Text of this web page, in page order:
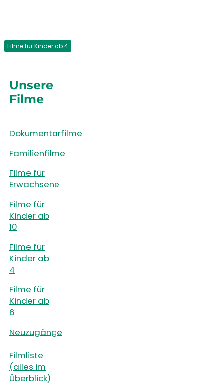
Filme für Kinder ab 4
Unsere
Filme
Dokumentarfilme
Familienfilme
Filme für
Erwachsene
Filme für
Kinder ab
10
Filme für
Kinder ab
4
Filme für
Kinder ab
6
Neuzugänge
Filmliste
(alles im
Überblick)